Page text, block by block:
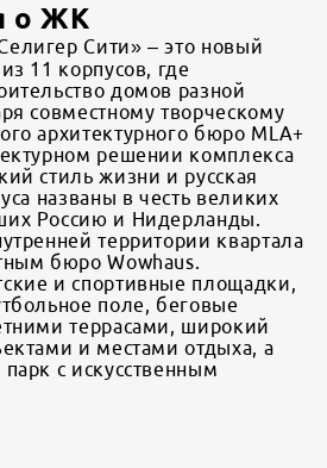
о ЖК
Сити» – это новый
11 корпусов, где
домов разной
совместному творческому
архитектурного бюро MLA+
решении комплекса
стиль жизни и русская
названы в честь великих
Россию и Нидерланды.
территории квартала
бюро Wowhaus.
и спортивные площадки,
поле, беговые
террасами, широкий
и местами отдыха, а
с искусственным